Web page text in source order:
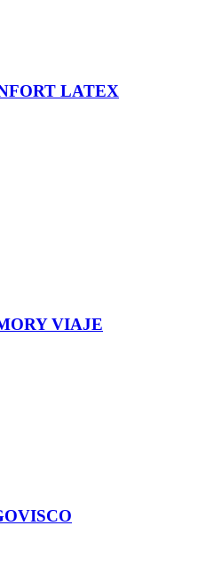
LATEX
VIAJE